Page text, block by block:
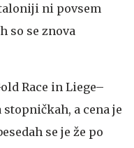
ni povsem
so se znova
Race in Liege–
a cena je
se je že po